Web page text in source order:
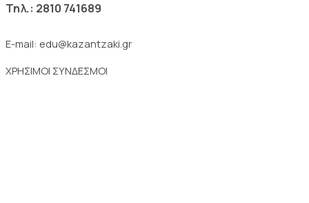
Τηλ.: 2810 741689
E-mail: edu@kazantzaki.gr
ΧΡΗΣΙΜΟΙ ΣΥΝΔΕΣΜΟΙ